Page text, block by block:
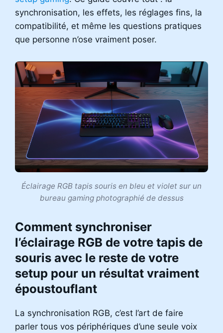
synchronisation, les effets, les réglages fins, la
compatibilité, et même les questions pratiques
que personne n’ose vraiment poser.
Éclairage RGB tapis souris en bleu et violet sur un
bureau gaming photographié de dessus
Comment synchroniser
l’éclairage RGB de votre tapis de
souris avec le reste de votre
setup pour un résultat vraiment
époustouflant
La synchronisation RGB, c’est l’art de faire
parler tous vos périphériques d’une seule voix